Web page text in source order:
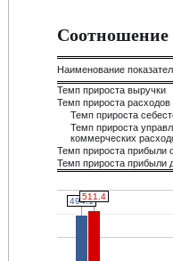
Соотношение
Наименование
Темп прироста выручки
Темп прироста расходов
Темп прироста
Темп прироста
коммерческих
Темп прироста прибыли
Темп прироста прибыли
494.1
494.1511.4
511.4